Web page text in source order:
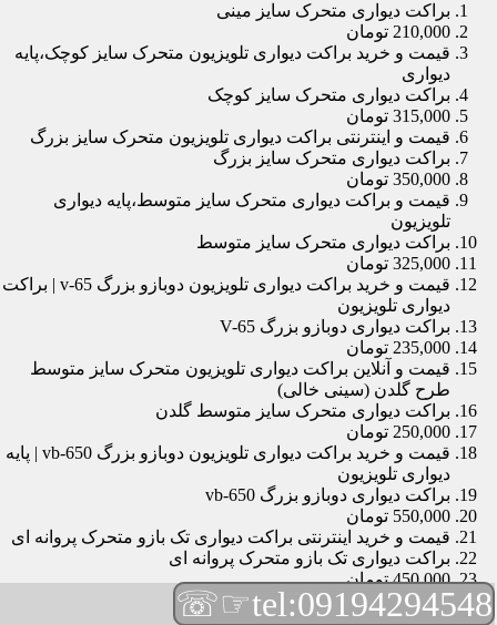
براکت دیواری متحرک سایز مینی
210,000 تومان
قیمت و خرید براکت دیواری تلویزیون متحرک سایز کوچک،پایه
دیواری
براکت دیواری متحرک سایز کوچک
315,000 تومان
قیمت و اینترنتی براکت دیواری تلویزیون متحرک سایز بزرگ
براکت دیواری متحرک سایز بزرگ
350,000 تومان
قیمت و براکت دیواری متحرک سایز متوسط،پایه دیواری
تلویزیون
براکت دیواری متحرک سایز متوسط
325,000 تومان
قیمت و خرید براکت دیواری تلویزیون دوبازو بزرگ v-65 | براکت
دیواری تلویزیون
براکت دیواری دوبازو بزرگ V-65
235,000 تومان
قیمت و آنلاین براکت دیواری تلویزیون متحرک سایز متوسط
طرح گلدن (سینی خالی)
براکت دیواری متحرک سایز متوسط گلدن
250,000 تومان
قیمت و خرید براکت دیواری تلویزیون دوبازو بزرگ vb-650 | پایه
دیواری تلویزیون
براکت دیواری دوبازو بزرگ vb-650
550,000 تومان
قیمت و خرید اینترنتی براکت دیواری تک بازو متحرک پروانه ای
براکت دیواری تک بازو متحرک پروانه ای
450,000 تومان
قیمت و براکت دیواری تلویزیون مچی | براکت دیواری تلویزیون
tel:09194294548
☞☏